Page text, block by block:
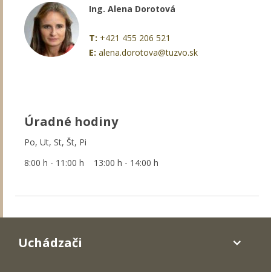
Ing. Alena Dorotová
T: +421 455 206 521
E: alena.dorotova@tuzvo.sk
Úradné hodiny
Po, Ut, St, Št, Pi
8:00 h - 11:00 h 13:00 h - 14:00 h
Uchádzači